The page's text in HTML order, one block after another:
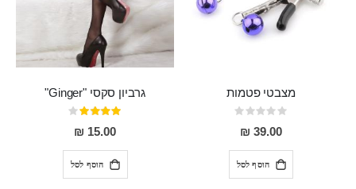
מצבטי פטמות
Rating:
0%
39.00 ₪
הוסף לסל
גרביון סקסי "Ginger"
דירוג:
80%
15.00 ₪
הוסף לסל